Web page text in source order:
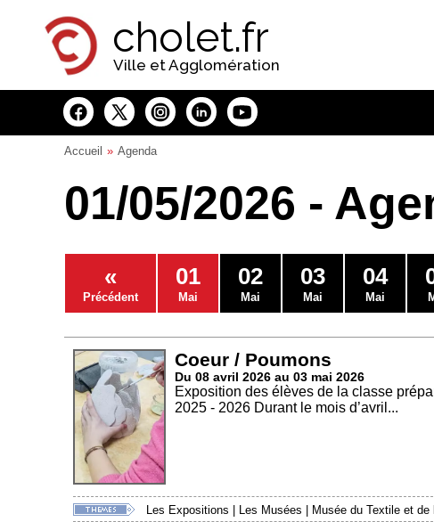
cholet.fr
Ville et Agglomération
Accueil Agenda
01/05/2026 -
«
Précédent
01
Mai
02
Mai
03
Mai
04
Mai
Coeur / Poumons
Du 08 avril 2026 au 03 mai 2026
Exposition des élèves de la classe
2025 - 2026 Durant le mois d’avril...
Les Expositions | Les Musées | Musée du Textile et de